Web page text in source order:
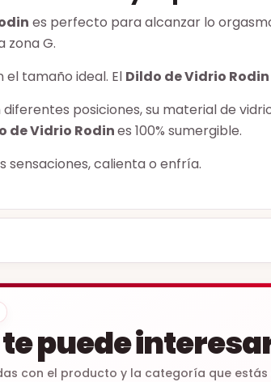
es perfecto para alcanzar lo
zona G.
el tamaño ideal. El Dildo de Vidrio Rodin
posiciones, su material de
de Vidrio Rodines 100% sumergible.
sensaciones, calienta o enfría.
puede
con el producto y la categoría que estás